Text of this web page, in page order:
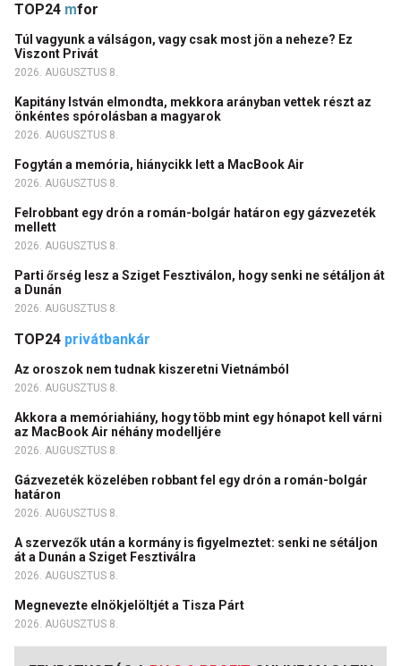
TOP24 mfor
Túl vagyunk a válságon, vagy csak most jön a neheze? Ez
Viszont Privát
2026. AUGUSZTUS 8.
Kapitány István elmondta, mekkora arányban vettek részt az
önkéntes spórolásban a magyarok
2026. AUGUSZTUS 8.
Fogytán a memória, hiánycikk lett a MacBook Air
2026. AUGUSZTUS 8.
Felrobbant egy drón a román-bolgár határon egy gázvezeték
mellett
2026. AUGUSZTUS 8.
Parti őrség lesz a Sziget Fesztiválon, hogy senki ne sétáljon át
a Dunán
2026. AUGUSZTUS 8.
TOP24 privátbankár
Az oroszok nem tudnak kiszeretni Vietnámból
2026. AUGUSZTUS 8.
Akkora a memóriahiány, hogy több mint egy hónapot kell várni
az MacBook Air néhány modelljére
2026. AUGUSZTUS 8.
Gázvezeték közelében robbant fel egy drón a román-bolgár
határon
2026. AUGUSZTUS 8.
A szervezők után a kormány is figyelmeztet: senki ne sétáljon
át a Dunán a Sziget Fesztiválra
2026. AUGUSZTUS 8.
Megnevezte elnökjelöltjét a Tisza Párt
2026. AUGUSZTUS 8.